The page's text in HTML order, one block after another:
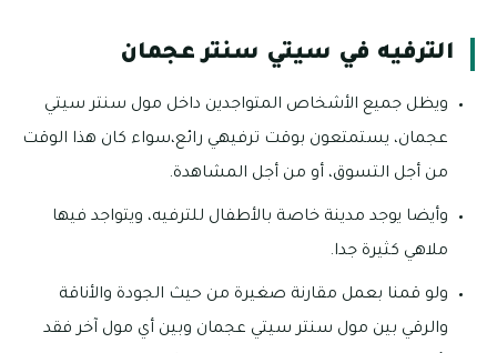
الترفيه في سيتي سنتر عجمان
ويظل جميع الأشخاص المتواجدين داخل مول سنتر سيتي
عجمان، يستمتعون بوقت ترفيهي رائع،سواء كان هذا الوقت
من أجل التسوق، أو من أجل المشاهدة.
وأيضا يوجد مدينة خاصة بالأطفال للترفيه، ويتواجد فيها
ملاهي كثيرة جدا.
ولو قمنا بعمل مقارنة صغيرة من حيث الجودة والأناقة
والرقي بين مول سنتر سيتي عجمان وبين أي مول آخر فقد